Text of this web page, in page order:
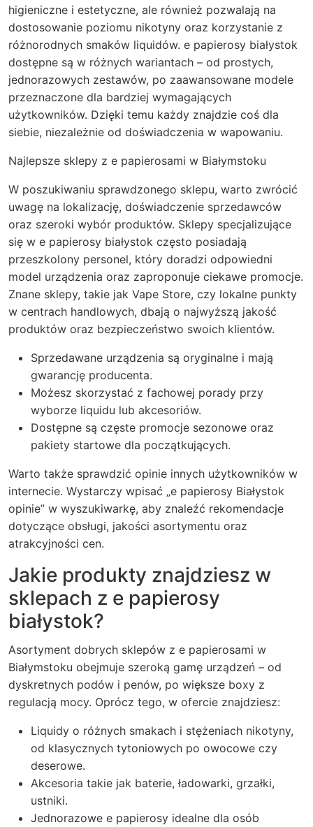
higieniczne i estetyczne, ale również pozwalają na
dostosowanie poziomu nikotyny oraz korzystanie z
różnorodnych smaków liquidów. e papierosy białystok
dostępne są w różnych wariantach – od prostych,
jednorazowych zestawów, po zaawansowane modele
przeznaczone dla bardziej wymagających
użytkowników. Dzięki temu każdy znajdzie coś dla
siebie, niezależnie od doświadczenia w wapowaniu.
Najlepsze sklepy z e papierosami w Białymstoku
W poszukiwaniu sprawdzonego sklepu, warto zwrócić
uwagę na lokalizację, doświadczenie sprzedawców
oraz szeroki wybór produktów. Sklepy specjalizujące
się w e papierosy białystok często posiadają
przeszkolony personel, który doradzi odpowiedni
model urządzenia oraz zaproponuje ciekawe promocje.
Znane sklepy, takie jak Vape Store, czy lokalne punkty
w centrach handlowych, dbają o najwyższą jakość
produktów oraz bezpieczeństwo swoich klientów.
Sprzedawane urządzenia są oryginalne i mają
gwarancję producenta.
Możesz skorzystać z fachowej porady przy
wyborze liquidu lub akcesoriów.
Dostępne są częste promocje sezonowe oraz
pakiety startowe dla początkujących.
Warto także sprawdzić opinie innych użytkowników w
internecie. Wystarczy wpisać „e papierosy Białystok
opinie” w wyszukiwarkę, aby znaleźć rekomendacje
dotyczące obsługi, jakości asortymentu oraz
atrakcyjności cen.
Jakie produkty znajdziesz w
sklepach z e papierosy
białystok?
Asortyment dobrych sklepów z e papierosami w
Białymstoku obejmuje szeroką gamę urządzeń – od
dyskretnych podów i penów, po większe boxy z
regulacją mocy. Oprócz tego, w ofercie znajdziesz:
Liquidy o różnych smakach i stężeniach nikotyny,
od klasycznych tytoniowych po owocowe czy
deserowe.
Akcesoria takie jak baterie, ładowarki, grzałki,
ustniki.
Jednorazowe e papierosy idealne dla osób